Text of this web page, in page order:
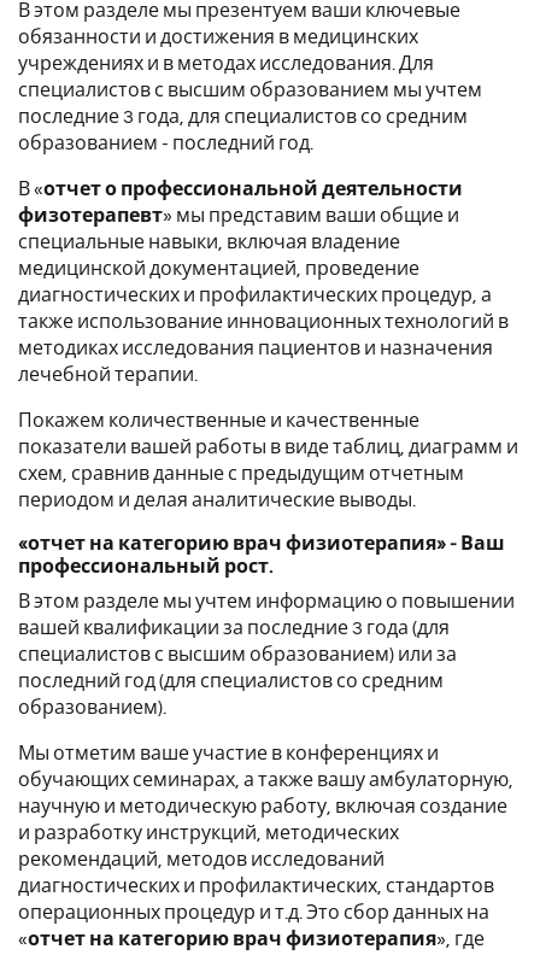
В этом разделе мы презентуем ваши ключевые
обязанности и достижения в медицинских
учреждениях и в методах исследования. Для
специалистов с высшим образованием мы учтем
последние 3 года, для специалистов со средним
образованием - последний год.
В «отчет о профессиональной деятельности
физотерапевт» мы представим ваши общие и
специальные навыки, включая владение
медицинской документацией, проведение
диагностических и профилактических процедур, а
также использование инновационных технологий в
методиках исследования пациентов и назначения
лечебной терапии.
Покажем количественные и качественные
показатели вашей работы в виде таблиц, диаграмм и
схем, сравнив данные с предыдущим отчетным
периодом и делая аналитические выводы.
«отчет на категорию врач физиотерапия» - Ваш
профессиональный рост.
В этом разделе мы учтем информацию о повышении
вашей квалификации за последние 3 года (для
специалистов с высшим образованием) или за
последний год (для специалистов со средним
образованием).
Мы отметим ваше участие в конференциях и
обучающих семинарах, а также вашу амбулаторную,
научную и методическую работу, включая создание
и разработку инструкций, методических
рекомендаций, методов исследований
диагностических и профилактических, стандартов
операционных процедур и т.д. Это сбор данных на
«отчет на категорию врач физиотерапия», где